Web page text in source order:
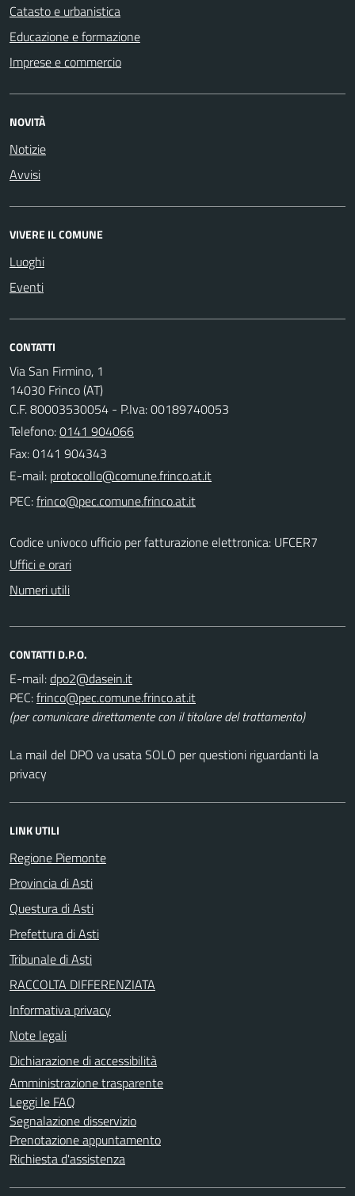
Catasto e urbanistica
Educazione e formazione
Imprese e commercio
NOVITÀ
Notizie
Avvisi
VIVERE IL COMUNE
Luoghi
Eventi
CONTATTI
Via San Firmino, 1
14030 Frinco (AT)
C.F. 80003530054 - P.Iva: 00189740053
Telefono:0141 904066
Fax: 0141 904343
E-mail:
PEC:
Codice univoco ufficio per fatturazione elettronica: UFCER7
Uffici e orari
Numeri utili
CONTATTI D.P.O.
E-mail:
PEC:
(per comunicare direttamente con il titolare del trattamento)
La mail del DPO va usata SOLO per questioni riguardanti la
privacy
LINK UTILI
Regione Piemonte
Provincia di Asti
Questura di Asti
Prefettura di Asti
Tribunale di Asti
RACCOLTA DIFFERENZIATA
Informativa privacy
Note legali
Dichiarazione di accessibilità
Amministrazione trasparente
Leggi le FAQ
Segnalazione disservizio
Prenotazione appuntamento
Richiesta d'assistenza